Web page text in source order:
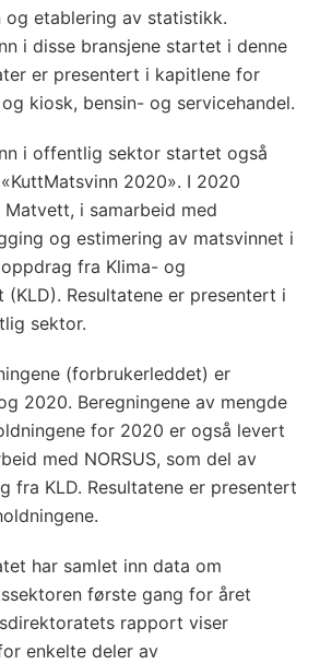
og etablering av statistikk.
i disse bransjene startet i denne
er presentert i kapitlene for
kiosk, bensin- og servicehandel.
i offentlig sektor startet også
2020». I 2020
i samarbeid med
og estimering av matsvinnet i
fra Klima- og
Resultatene er presentert i
sektor.
(forbrukerleddet) er
2020. Beregningene av mengde
for 2020 er også levert
med NORSUS, som del av
fra KLD. Resultatene er presentert
har samlet inn data om
første gang for året
rapport viser
enkelte deler av